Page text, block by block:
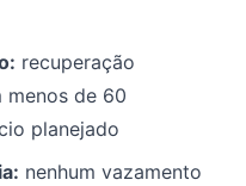
recuperação
de 60
planejado
nenhum vazamento